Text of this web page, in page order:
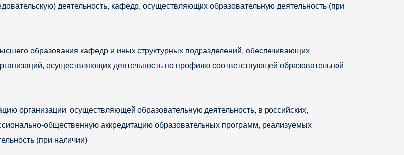
деятельность, кафедр, осуществляющих образовательную деятельность (при
образования кафедр и иных структурных подразделений, обеспечивающих
осуществляющих деятельность по профилю соответствующей образовательной
организации, осуществляющей образовательную деятельность, в российских,
общественную аккредитацию образовательных программ, реализуемых
(при наличии)